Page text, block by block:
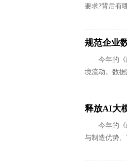
要求?背后有
规范企业
今年的
境流动。数
释放AI大
今年的
与制造优势